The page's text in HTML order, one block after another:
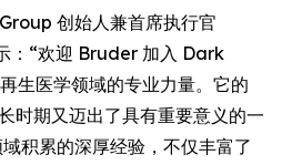
创始人兼首席执行官
：“欢迎 Bruder 加入 Dark
生医学领域的专业力量。它的
时期又迈出了具有重要意义的一
积累的深厚经验，不仅丰富了